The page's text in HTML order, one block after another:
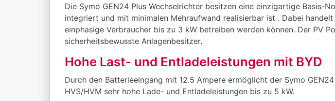
Die Symo GEN24 Plus Wechselrichter besitzen eine einzigartige Basis-
integriert und mit minimalen Mehraufwand realisierbar ist . Dabei
einphasige Verbraucher bis zu 3 kW betreiben werden können. Der PV
sicherheitsbewusste Anlagenbesitzer.
Hohe Last- und Entladeleistungen mit BYD
Durch den Batterieeingang mit 12.5 Ampere ermöglicht der Symo
HVS/HVM sehr hohe Lade- und Entladeleistungen bis zu 5 kW.